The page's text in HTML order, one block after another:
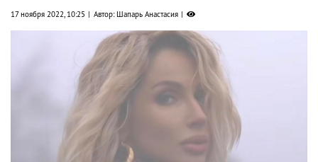
17 ноября 2022, 10:25 Автор: Шапарь Анастасия